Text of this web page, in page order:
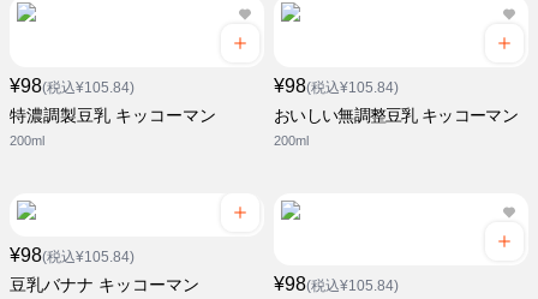
¥98(税込¥105.84)
特濃調製豆乳 キッコーマン
200ml
¥98(税込¥105.84)
おいしい無調整豆乳 キッコーマン
200ml
¥98(税込¥105.84)
豆乳バナナ キッコーマン ¥98(税込¥105.84)